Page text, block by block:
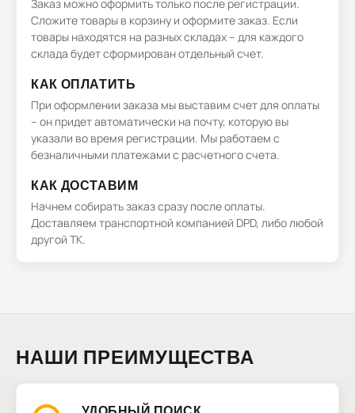
Заказ можно оформить только после регистрации.
Сложите товары в корзину и оформите заказ. Если
товары находятся на разных складах – для каждого
склада будет сформирован отдельный счет.
КАК ОПЛАТИТЬ
При оформлении заказа мы выставим счет для оплаты
– он придет автоматически на почту, которую вы
указали во время регистрации. Мы работаем с
безналичными платежами с расчетного счета.
КАК ДОСТАВИМ
Начнем собирать заказ сразу после оплаты.
Доставляем транспортной компанией DPD, либо любой
другой ТК.
НАШИ ПРЕИМУЩЕСТВА